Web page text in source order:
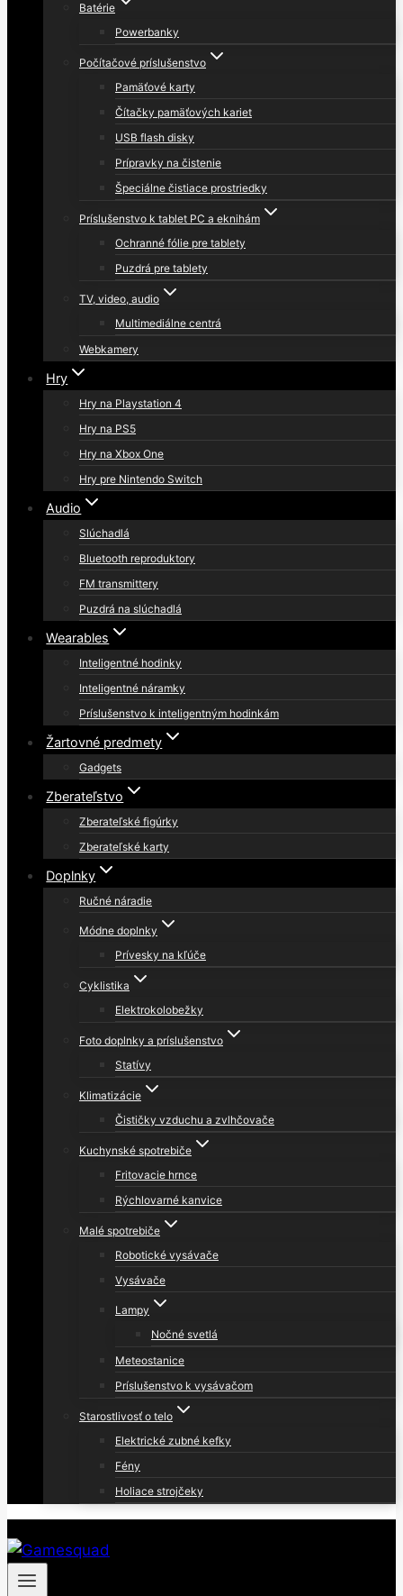
Batérie
Powerbanky
Počítačové príslušenstvo
Pamäťové karty
Čítačky pamäťových kariet
USB flash disky
Prípravky na čistenie
Špeciálne čistiace prostriedky
Príslušenstvo k tablet PC a eknihám
Ochranné fólie pre tablety
Puzdrá pre tablety
TV, video, audio
Multimediálne centrá
Webkamery
Hry
Hry na Playstation 4
Hry na PS5
Hry na Xbox One
Hry pre Nintendo Switch
Audio
Slúchadlá
Bluetooth reproduktory
FM transmittery
Puzdrá na slúchadlá
Wearables
Inteligentné hodinky
Inteligentné náramky
Príslušenstvo k inteligentným hodinkám
Žartovné predmety
Gadgets
Zberateľstvo
Zberateľské figúrky
Zberateľské karty
Doplnky
Ručné náradie
Módne doplnky
Prívesky na kľúče
Cyklistika
Elektrokolobežky
Foto doplnky a príslušenstvo
Statívy
Klimatizácie
Čističky vzduchu a zvlhčovače
Kuchynské spotrebiče
Fritovacie hrnce
Rýchlovarné kanvice
Malé spotrebiče
Robotické vysávače
Vysávače
Lampy
Nočné svetlá
Meteostanice
Príslušenstvo k vysávačom
Starostlivosť o telo
Elektrické zubné kefky
Fény
Holiace strojčeky